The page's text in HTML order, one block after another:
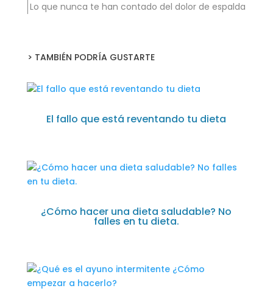
Lo que nunca te han contado del dolor de espalda
> TAMBIÉN PODRÍA GUSTARTE
El fallo que está reventando tu dieta
¿Cómo hacer una dieta saludable? No
falles en tu dieta.